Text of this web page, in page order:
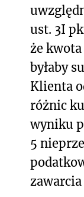
ust. 3I
że
byłaby
Klienta
różnic
wyniku
5
zawarcia